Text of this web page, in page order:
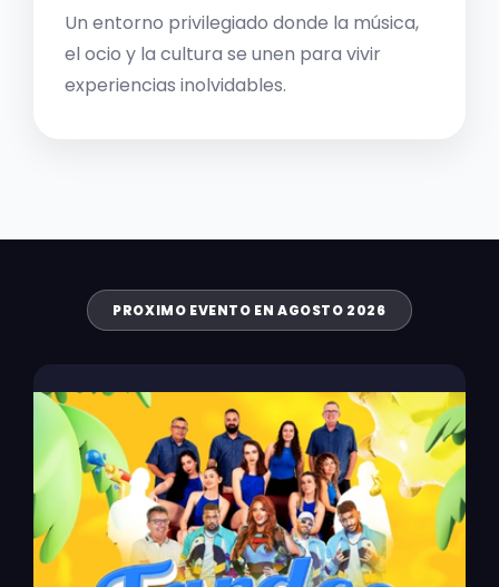
Un entorno privilegiado donde la música,
el ocio y la cultura se unen para vivir
experiencias inolvidables.
PROXIMO EVENTO EN AGOSTO 2026